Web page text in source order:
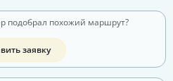
подобрал похожий маршрут?
заявку